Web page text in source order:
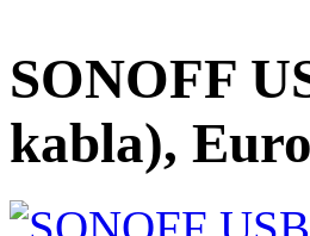
SONOFF
kabla),